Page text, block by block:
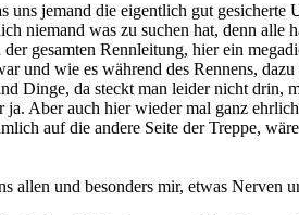
jemand die eigentlich gut gesicherte
niemand was zu suchen hat, denn alle
gesamten Rennleitung, hier ein
und wie es während des Rennens,
Dinge, da steckt man leider nicht drin,
Aber auch hier wieder mal ganz
auf die andere Seite der Treppe,
allen und besonders mir, etwas Nerven